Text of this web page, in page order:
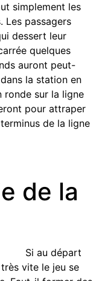
simplement les
Les passagers
dessert leur
quelques
auront peut-
la station en
sur la ligne
pour attraper
de la ligne
de la
Si au départ
vite le jeu se